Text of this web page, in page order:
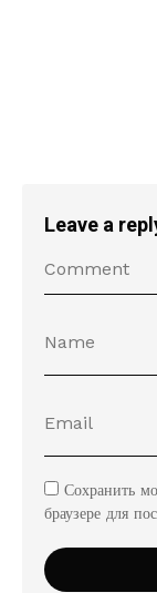
Leave a
Сохранить
браузере для